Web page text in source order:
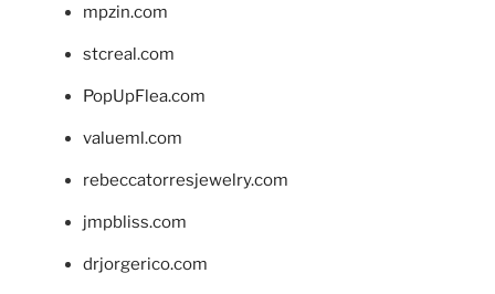
mpzin.com
stcreal.com
PopUpFlea.com
valueml.com
rebeccatorresjewelry.com
jmpbliss.com
drjorgerico.com